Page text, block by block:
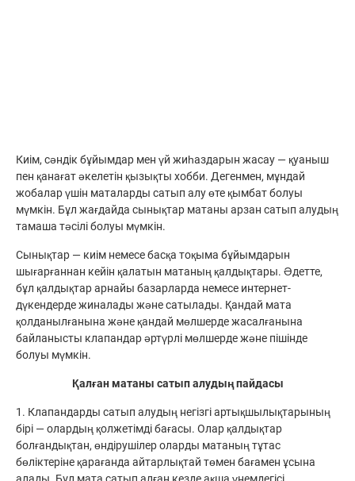
Киім, сәндік бұйымдар мен үй жиһаздарын жасау — қуаныш
пен қанағат әкелетін қызықты хобби. Дегенмен, мұндай
жобалар үшін маталарды сатып алу өте қымбат болуы
мүмкін. Бұл жағдайда сынықтар матаны арзан сатып алудың
тамаша тәсілі болуы мүмкін.
Сынықтар — киім немесе басқа тоқыма бұйымдарын
шығарғаннан кейін қалатын матаның қалдықтары. Әдетте,
бұл қалдықтар арнайы базарларда немесе интернет-
дүкендерде жиналады және сатылады. Қандай мата
қолданылғанына және қандай мөлшерде жасалғанына
байланысты клапандар әртүрлі мөлшерде және пішінде
болуы мүмкін.
Қалған матаны сатып алудың пайдасы
1. Клапандарды сатып алудың негізгі артықшылықтарының
бірі — олардың қолжетімді бағасы. Олар қалдықтар
болғандықтан, өндірушілер оларды матаның тұтас
бөліктеріне қарағанда айтарлықтай төмен бағамен ұсына